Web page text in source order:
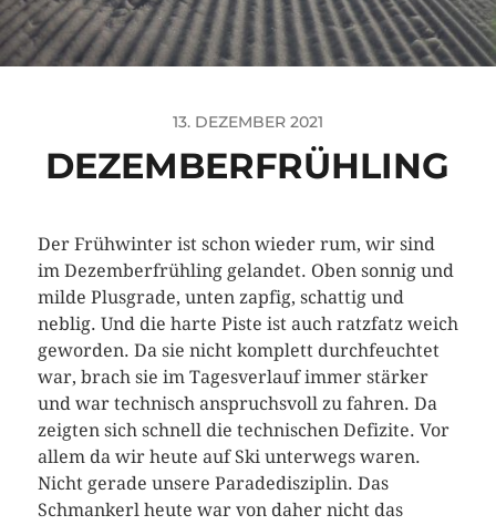
13. DEZEMBER 2021
DEZEMBERFRÜHLING
Der Frühwinter ist schon wieder rum, wir sind
im Dezemberfrühling gelandet. Oben sonnig und
milde Plusgrade, unten zapfig, schattig und
neblig. Und die harte Piste ist auch ratzfatz weich
geworden. Da sie nicht komplett durchfeuchtet
war, brach sie im Tagesverlauf immer stärker
und war technisch anspruchsvoll zu fahren. Da
zeigten sich schnell die technischen Defizite. Vor
allem da wir heute auf Ski unterwegs waren.
Nicht gerade unsere Paradedisziplin. Das
Schmankerl heute war von daher nicht das